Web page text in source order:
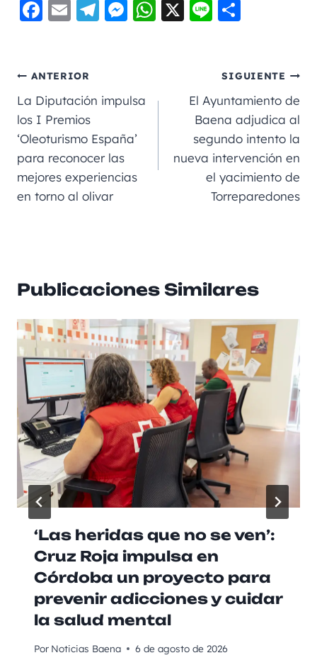
F
e
b
o
o
k
E
l
Te
m
M
n
er
W
A
X
Li
p
a
rt
ir
ANTERIOR
La Diputación impulsa
los I Premios
‘Oleoturismo España’
para reconocer las
mejores experiencias
en torno al olivar
SIGUIENTE
El Ayuntamiento de
Baena adjudica al
segundo intento la
nueva intervención en
el yacimiento de
Torreparedones
Publicaciones Similares
‘Las heridas que no se ven’:
Cruz Roja impulsa en
Córdoba un proyecto para
prevenir adicciones y cuidar
la salud mental
Por Noticias Baena 6 de agosto de 2026